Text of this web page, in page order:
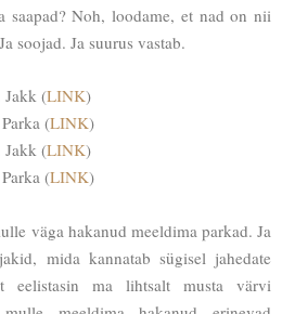
saapad? Noh, loodame, et nad on nii
soojad. Ja suurus vastab.
Jakk (LINK)
(LINK)
Jakk (LINK)
(LINK)
väga hakanud meeldima parkad. Ja
mida kannatab sügisel jahedate
eelistasin ma lihtsalt musta värvi